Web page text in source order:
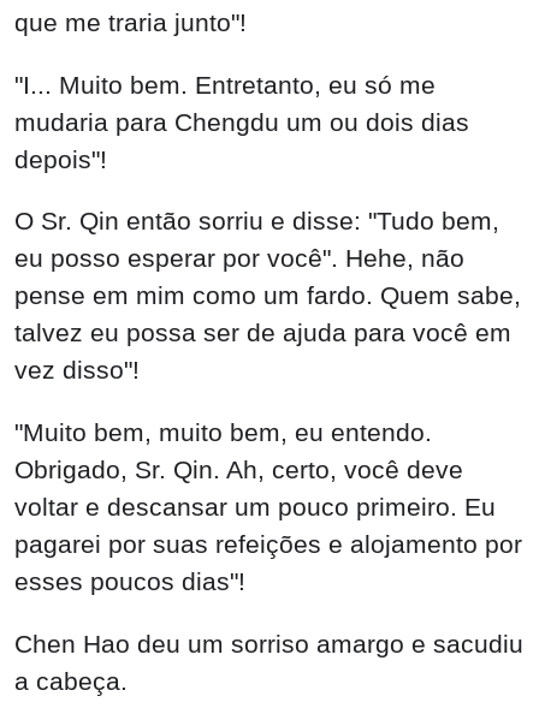
que me traria junto"!
"I... Muito bem. Entretanto, eu só me
mudaria para Chengdu um ou dois dias
depois"!
O Sr. Qin então sorriu e disse: "Tudo bem,
eu posso esperar por você". Hehe, não
pense em mim como um fardo. Quem sabe,
talvez eu possa ser de ajuda para você em
vez disso"!
"Muito bem, muito bem, eu entendo.
Obrigado, Sr. Qin. Ah, certo, você deve
voltar e descansar um pouco primeiro. Eu
pagarei por suas refeições e alojamento por
esses poucos dias"!
Chen Hao deu um sorriso amargo e sacudiu
a cabeça.